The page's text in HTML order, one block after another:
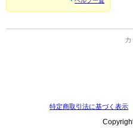
特定商取引法に基づく表示